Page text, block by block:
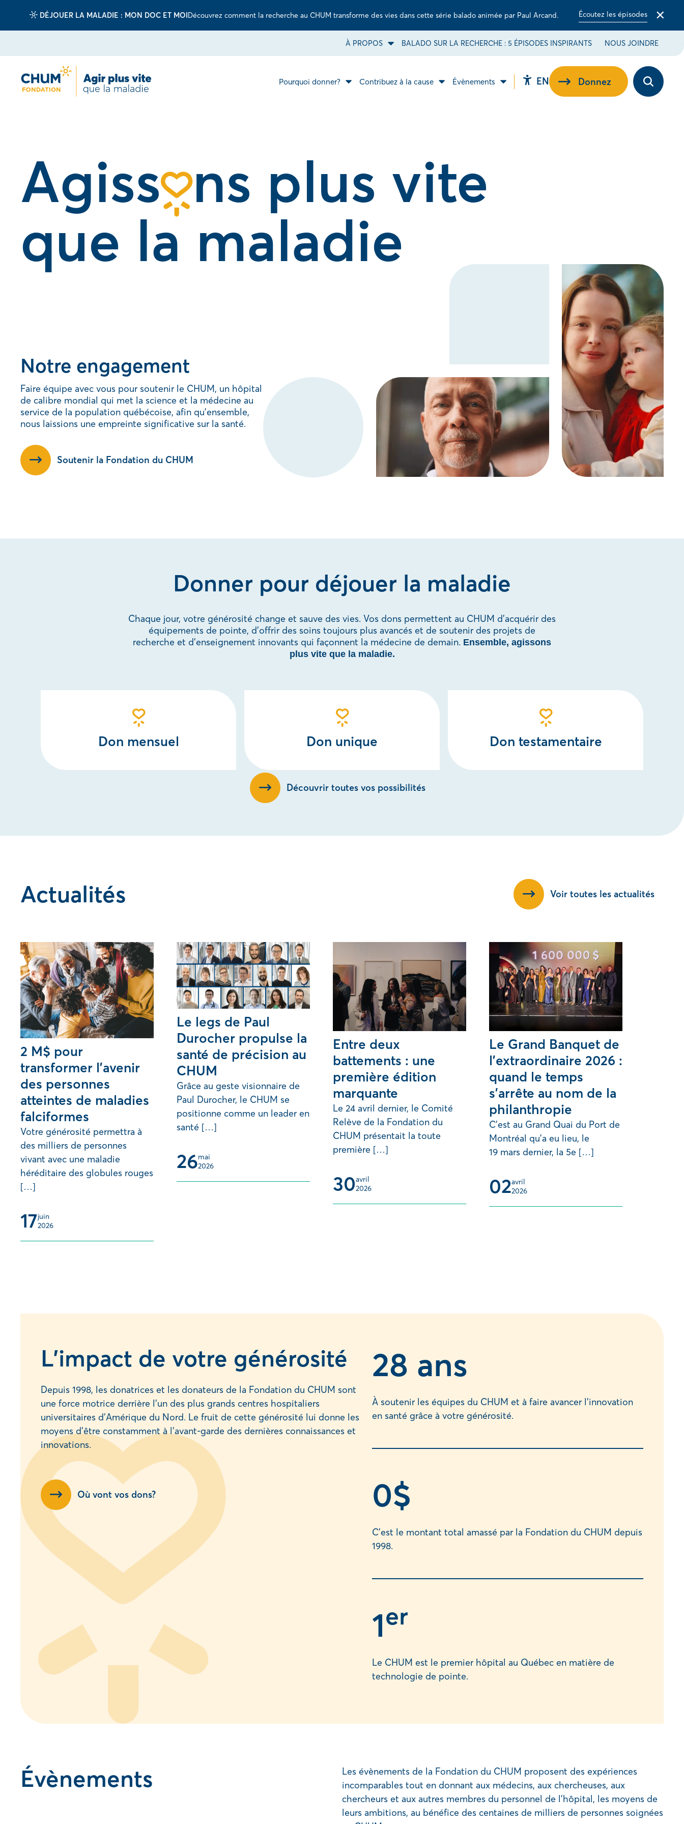
DÉJOUER LA MALADIE : MON DOC ET MOIDécouvrez comment la recherche au CHUM transforme des vies dans cette série balado animée par Paul Arcand. Écoutez les épisodes
la
d'alerte
À PROPOS
Ouvrir
le
À
propos.
BALADO SUR LA RECHERCHE : 5 ÉPISODES INSPIRANTS NOUS JOINDRE
Pourquoi donner?
Ouvrir
Contribuez à la cause
Ouvrir
Évènements
Ouvrez
ENSwitch
language
Donnez
Agiss ns plus vite
que la maladie
Notre engagement
Faire équipe avec vous pour soutenir le CHUM, un hôpital
de calibre mondial qui met la science et la médecine au
service de la population québécoise, afin qu’ensemble,
nous laissions une empreinte significative sur la santé.
Soutenir la Fondation du CHUM
Donner pour déjouer la maladie
Chaque jour, votre générosité change et sauve des vies. Vos dons permettent au CHUM d’acquérir des
équipements de pointe, d’offrir des soins toujours plus avancés et de soutenir des projets de
recherche et d’enseignement innovants qui façonnent la médecine de demain. Ensemble, agissons
plus vite que la maladie.
Don mensuel Don unique Don testamentaire
Découvrir toutes vos possibilités
Actualités Voir toutes les actualités
2 M$ pour
transformer l’avenir
des personnes
atteintes de maladies
falciformes
Votre générosité permettra à
des milliers de personnes
vivant avec une maladie
héréditaire des globules rouges
[…]
17juin
2026
Le legs de Paul
Durocher propulse la
santé de précision au
CHUM
Grâce au geste visionnaire de
Paul Durocher, le CHUM se
positionne comme un leader en
santé […]
26mai
2026
Entre deux
battements : une
première édition
marquante
Le 24 avril dernier, le Comité
Relève de la Fondation du
CHUM présentait la toute
première […]
30avril
2026
Le Grand Banquet de
l’extraordinaire 2026 :
quand le temps
s’arrête au nom de la
philanthropie
C’est au Grand Quai du Port de
Montréal qu’a eu lieu, le
19 mars dernier, la 5e […]
02avril
2026
L’impact de votre générosité
Depuis 1998, les donatrices et les donateurs de la Fondation du CHUM sont
une force motrice derrière l’un des plus grands centres hospitaliers
universitaires d’Amérique du Nord. Le fruit de cette générosité lui donne les
moyens d’être constamment à l’avant-garde des dernières connaissances et
innovations.
Où vont vos dons?
28 ans
À soutenir les équipes du CHUM et à faire avancer l’innovation
en santé grâce à votre générosité.
0$
C’est le montant total amassé par la Fondation du CHUM depuis
1998.
1er
Le CHUM est le premier hôpital au Québec en matière de
technologie de pointe.
Évènements
Les évènements de la Fondation du CHUM proposent des expériences
incomparables tout en donnant aux médecins, aux chercheuses, aux
chercheurs et aux autres membres du personnel de l’hôpital, les moyens de
leurs ambitions, au bénéfice des centaines de milliers de personnes soignées